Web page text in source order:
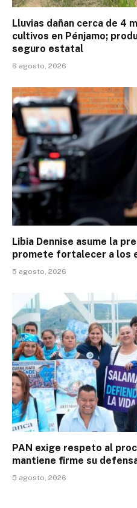
Lluvias dañan cerca de 4
cultivos en Pénjamo;
seguro estatal
6 agosto, 2026
Libia Dennise asume la
promete fortalecer a los
5 agosto, 2026
PAN exige respeto al
mantiene firme su
5 agosto, 2026